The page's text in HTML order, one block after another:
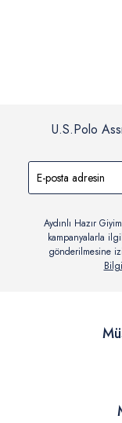
U.S.Polo
Aydınlı Hazır
kampanyalarla
gönderilmesine